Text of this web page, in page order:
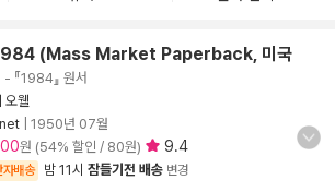
(Mass Market Paperback, 미국
- 『1984』 원서
오웰
1950년 07월
원 (54% 할인 / 80원) 9.4
자배송 밤 11시 잠들기전 배송 변경